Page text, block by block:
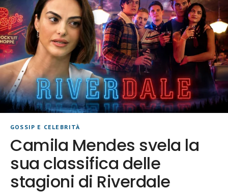
GOSSIP E CELEBRITÀ
Camila Mendes svela la
sua classifica delle
stagioni di Riverdale